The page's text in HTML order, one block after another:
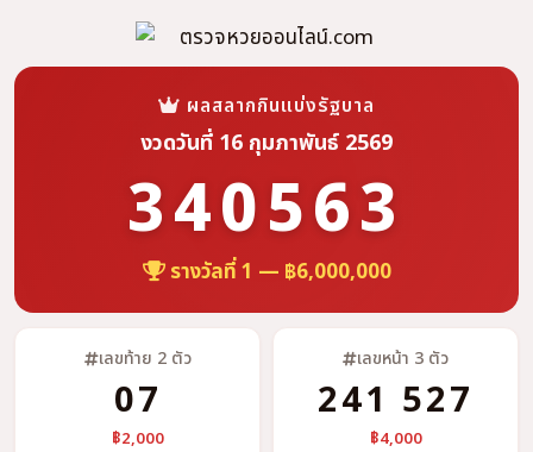
ผลสลากกินแบ่งรัฐบาล
งวดวันที่ 16 กุมภาพันธ์ 2569
340563
รางวัลที่ 1 — ฿6,000,000
เลขท้าย 2 ตัว
07
฿2,000
เลขหน้า 3 ตัว
241 527
฿4,000